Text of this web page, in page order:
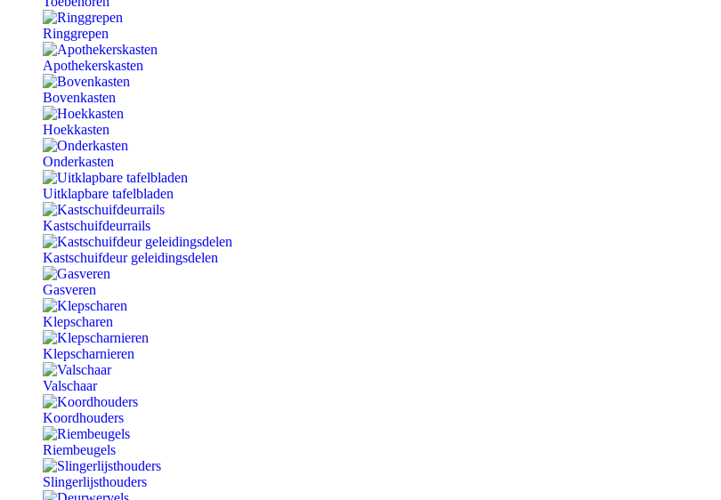
Ringgrepen
Apothekerskasten
Bovenkasten
Hoekkasten
Onderkasten
Uitklapbare tafelbladen
Kastschuifdeurrails
Kastschuifdeur geleidingsdelen
Gasveren
Klepscharen
Klepscharnieren
Valschaar
Koordhouders
Riembeugels
Slingerlijsthouders